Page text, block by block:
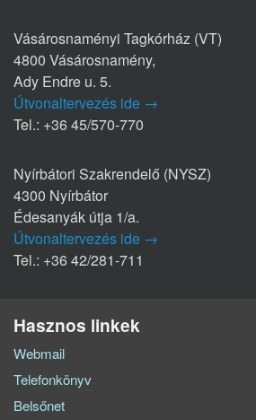
Vásárosnaményi Tagkórház (VT)
4800 Vásárosnamény,
Ady Endre u. 5.
Útvonaltervezés ide →
Tel.: +36 45/570-770
Nyírbátori Szakrendelő (NYSZ)
4300 Nyírbátor
Édesanyák útja 1/a.
Útvonaltervezés ide →
Tel.: +36 42/281-711
Hasznos linkek
Webmail
Telefonkönyv
Belsőnet